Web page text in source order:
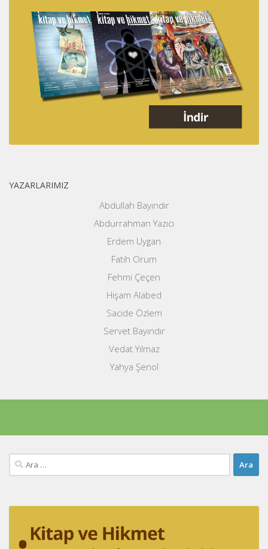
YAZARLARIMIZ
Abdullah Bayındır
Abdurrahman Yazıcı
Erdem Uygan
Fatih Orum
Fehmi Çeçen
Hişam Alabed
Sacide Özlem
Servet Bayındır
Vedat Yılmaz
Yahya Şenol
Arama: